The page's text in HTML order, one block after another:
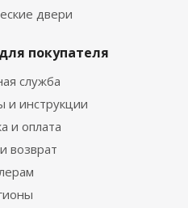
двери
покупателя
служба
и инструкции
и оплата
возврат